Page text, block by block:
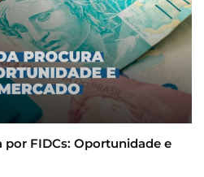
FIDCs: Oportunidade e